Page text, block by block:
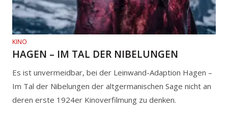
KINO
HAGEN – IM TAL DER NIBELUNGEN
Es ist unvermeidbar, bei der Leinwand-Adaption Hagen –
Im Tal der Nibelungen der altgermanischen Sage nicht an
deren erste 1924er Kinoverfilmung zu denken.